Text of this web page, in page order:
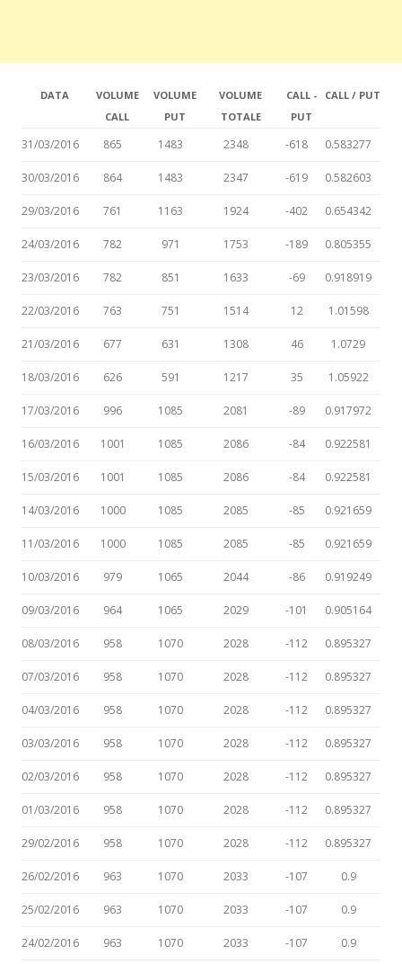
DATA
VOLUME
CALL
VOLUME
PUT
VOLUME
TOTALE
CALL -
PUT
CALL / PUT
31/03/2016 865 1483 2348 -618 0.583277
30/03/2016 864 1483 2347 -619 0.582603
29/03/2016 761 1163 1924 -402 0.654342
24/03/2016 782 971 1753 -189 0.805355
23/03/2016 782 851 1633 -69 0.918919
22/03/2016 763 751 1514 12 1.01598
21/03/2016 677 631 1308 46 1.0729
18/03/2016 626 591 1217 35 1.05922
17/03/2016 996 1085 2081 -89 0.917972
16/03/2016 1001 1085 2086 -84 0.922581
15/03/2016 1001 1085 2086 -84 0.922581
14/03/2016 1000 1085 2085 -85 0.921659
11/03/2016 1000 1085 2085 -85 0.921659
10/03/2016 979 1065 2044 -86 0.919249
09/03/2016 964 1065 2029 -101 0.905164
08/03/2016 958 1070 2028 -112 0.895327
07/03/2016 958 1070 2028 -112 0.895327
04/03/2016 958 1070 2028 -112 0.895327
03/03/2016 958 1070 2028 -112 0.895327
02/03/2016 958 1070 2028 -112 0.895327
01/03/2016 958 1070 2028 -112 0.895327
29/02/2016 958 1070 2028 -112 0.895327
26/02/2016 963 1070 2033 -107 0.9
25/02/2016 963 1070 2033 -107 0.9
24/02/2016 963 1070 2033 -107 0.9